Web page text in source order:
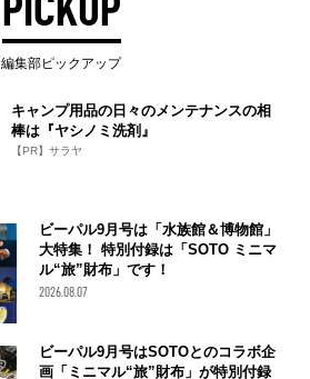
編集部ピックアップ
キャンプ用品の日々のメンテナンスの相
棒は『ヤシノミ洗剤』
【PR】サラヤ
ビーパル9月号は「水族館＆博物館」
大特集！ 特別付録は「SOTO ミニマ
ル“旅”財布」です！
2026.08.07
ビーパル9月号はSOTOとのコラボ企
画「ミニマル“旅”財布」が特別付録